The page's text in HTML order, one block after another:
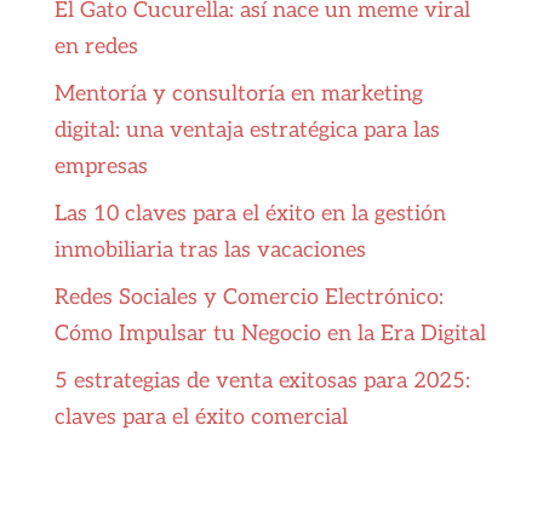
El Gato Cucurella: así nace un meme viral
en redes
Mentoría y consultoría en marketing
digital: una ventaja estratégica para las
empresas
Las 10 claves para el éxito en la gestión
inmobiliaria tras las vacaciones
Redes Sociales y Comercio Electrónico:
Cómo Impulsar tu Negocio en la Era Digital
5 estrategias de venta exitosas para 2025:
claves para el éxito comercial